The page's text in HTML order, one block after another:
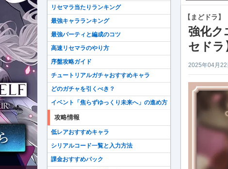
【まどドラ】
強化ク
セドラ
2025年04月
リセマラ当たりランキング
最強キャラランキング
最強パーティと編成のコツ
高速リセマラのやり方
序盤攻略ガイド
チュートリアルガチャおすすめキャラ
どのガチャを引くべき？
イベント「焦らずゆっくり未来へ」の進め方
攻略情報
低レアおすすめキャラ
シリアルコード一覧と入力方法
課金おすすめパック